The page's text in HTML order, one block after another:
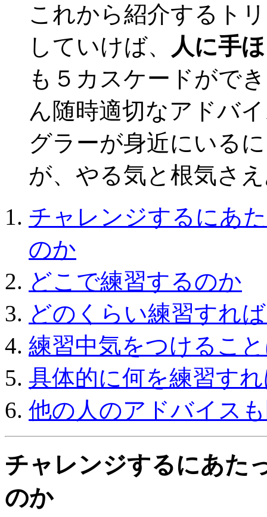
これから紹介するト
していけば、
人に手
も５カスケードがで
ん随時適切なアドバ
グラーが身近にいる
が、やる気と根気さ
チャレンジするにあ
のか
どこで練習するのか
どのくらい練習すれ
練習中気をつけるこ
具体的に何を練習す
他の人のアドバイス
チャレンジするにあた
のか